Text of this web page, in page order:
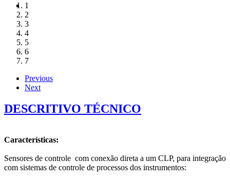
1
2
3
4
5
6
7
Previous
Next
DESCRITIVO TÉCNICO
Características:
Sensores de controle com conexão direta a um CLP, para integração
com sistemas de controle de processos dos instrumentos: